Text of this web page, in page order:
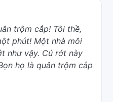
trộm cắp! Tôi thề,
phút! Một nhà môi
như vậy. Cú rớt này
họ là quân trộm cắp